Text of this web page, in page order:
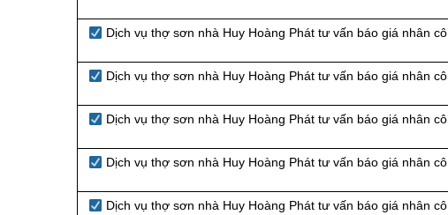
Dịch vụ thợ sơn nhà Huy Hoàng Phát tư vấn báo giá nhân
Dịch vụ thợ sơn nhà Huy Hoàng Phát tư vấn báo giá nhân
Dịch vụ thợ sơn nhà Huy Hoàng Phát tư vấn báo giá nhân
Dịch vụ thợ sơn nhà Huy Hoàng Phát tư vấn báo giá nhân
Dịch vụ thợ sơn nhà Huy Hoàng Phát tư vấn báo giá nhân